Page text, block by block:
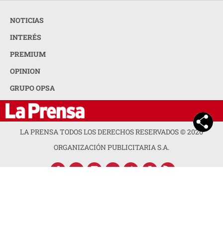
NOTICIAS
INTERÉS
PREMIUM
OPINION
GRUPO OPSA
LA PRENSA TODOS LOS DERECHOS RESERVADOS ©2026
ORGANIZACIÓN PUBLICITARIA S.A.